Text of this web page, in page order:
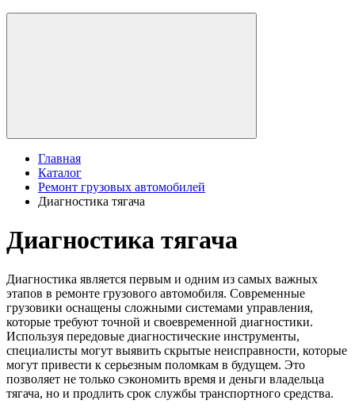
Главная
Каталог
Ремонт грузовых автомобилей
Диагностика тягача
Диагностика тягача
Диагностика является первым и одним из самых важных
этапов в ремонте грузового автомобиля. Современные
грузовики оснащены сложными системами управления,
которые требуют точной и своевременной диагностики.
Используя передовые диагностические инструменты,
специалисты могут выявить скрытые неисправности, которые
могут привести к серьезным поломкам в будущем. Это
позволяет не только сэкономить время и деньги владельца
тягача, но и продлить срок службы транспортного средства.